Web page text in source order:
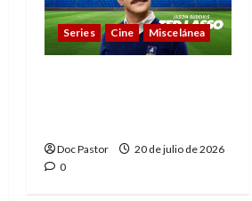
Series Cine Miscelánea
Doc Pastor
20 de julio de 2026
0